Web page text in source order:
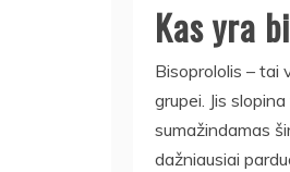
Kas yra
Bisoprololis – tai
grupei. Jis
sumažindamas
dažniausiai